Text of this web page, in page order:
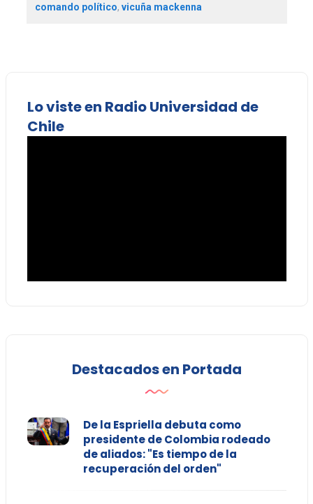
comando político, vicuña mackenna
Lo viste en Radio Universidad de
Chile
Destacados en Portada
De la Espriella debuta como
presidente de Colombia rodeado
de aliados: "Es tiempo de la
recuperación del orden"